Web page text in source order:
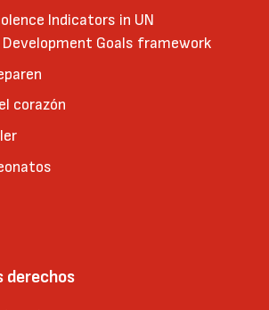
Indicators in UN
Goals framework
corazón
derechos